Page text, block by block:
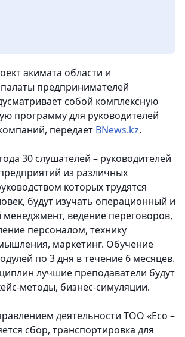
акимата области и
предпринимателей
собой комплексную
программу для руководителей
передает BNews.kz.
30 слушателей – руководителей
из различных
которых трудятся
будут изучать операционный и
менеджмент, ведение переговоров,
персоналом, технику
маркетинг. Обучение
по 3 дня в течение 6 месяцев.
лучшие преподаватели будут
методы, бизнес-симуляции.
деятельности ТОО «Eco –
сбор, транспортировка для